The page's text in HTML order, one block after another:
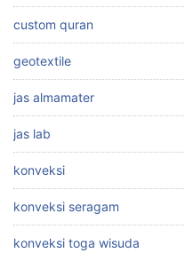
custom quran
geotextile
jas almamater
jas lab
konveksi
konveksi seragam
konveksi toga wisuda